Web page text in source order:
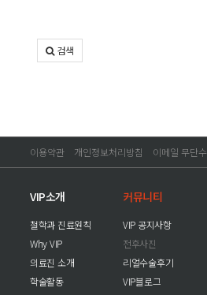
검색
이용약관 개인정보처리방침 이메일 무단
VIP소개
철학과 진료원칙
Why VIP
의료진 소개
학술활동
커뮤니티
VIP 공지사항
전후사진
리얼수술후기
VIP블로그